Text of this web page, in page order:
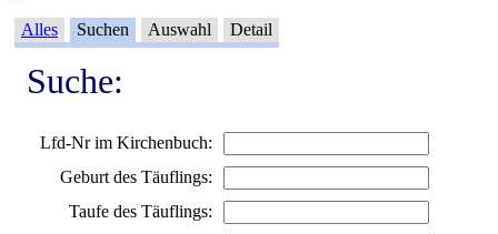
Alles Suchen Auswahl Detail
Suche:
Lfd-Nr im Kirchenbuch:
Geburt des Täuflings:
Taufe des Täuflings: